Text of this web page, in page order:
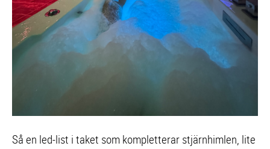
Så en led-list i taket som kompletterar stjärnhimlen, lite